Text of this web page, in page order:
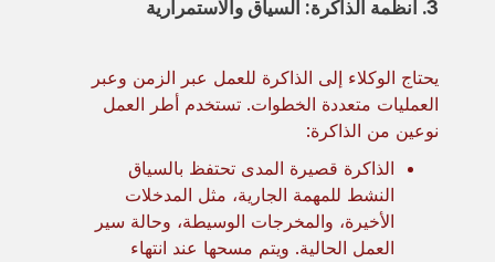
3. أنظمة الذاكرة: السياق والاستمرارية
يحتاج الوكلاء إلى الذاكرة للعمل عبر الزمن وعبر
العمليات متعددة الخطوات. تستخدم أطر العمل
نوعين من الذاكرة:
الذاكرة قصيرة المدى تحتفظ بالسياق
النشط للمهمة الجارية، مثل المدخلات
الأخيرة، والمخرجات الوسيطة، وحالة سير
العمل الحالية. ويتم مسحها عند انتهاء